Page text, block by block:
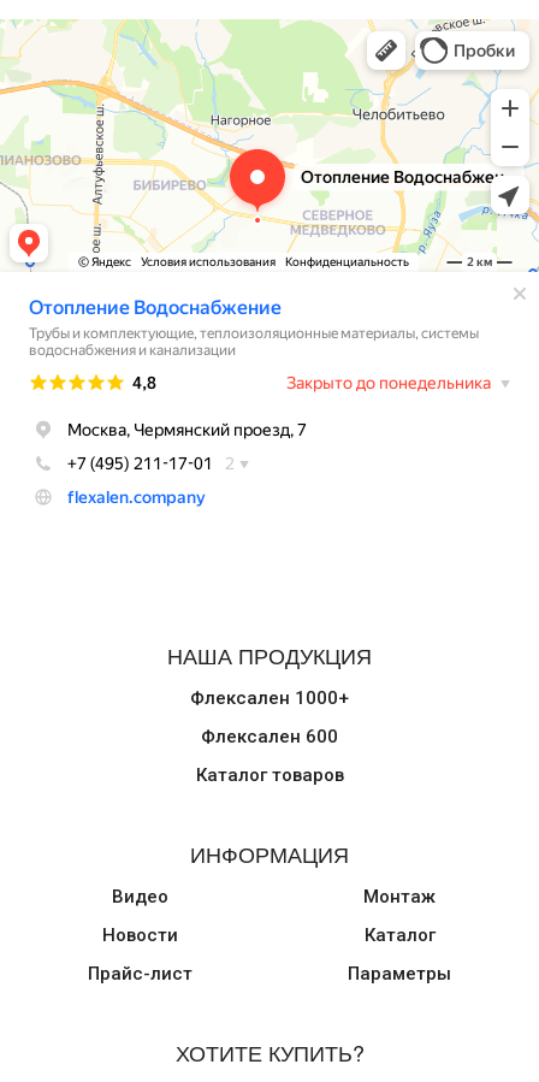
НАША ПРОДУКЦИЯ
Флексален 1000+
Флексален 600
Каталог товаров
ИНФОРМАЦИЯ
Видео
Новости
Прайс-лист
Монтаж
Каталог
Параметры
ХОТИТЕ КУПИТЬ?